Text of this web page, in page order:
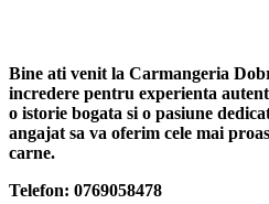
Bine ati venit la Carmangeria
incredere pentru experienta
o istorie bogata si o pasiune
angajat sa va oferim cele mai
carne.
Telefon: 0769058478